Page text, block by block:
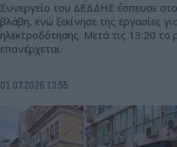
Συνεργείο του ΔΕΔΔΗΕ έσπευσε στο
βλάβη, ενώ ξεκίνησε της εργασίες
ηλεκτροδότησης. Μετά τις 13:20 το
επανέρχεται.
01.07.2026 13:55